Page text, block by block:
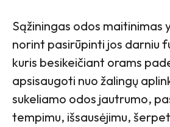
Sąžiningas odos maitinimas
norint pasirūpinti jos darniu
kuris besikeičiant orams
apsisaugoti nuo žalingų
sukeliamo odos jautrumo,
tempimu, išsausėjimu,